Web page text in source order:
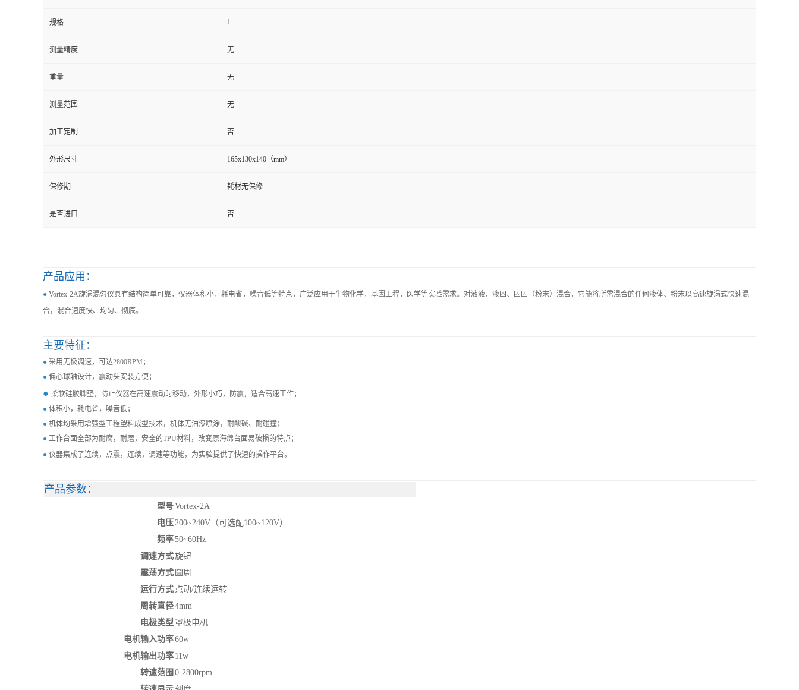
规格 1
测量精度 无
重量 无
测量范围 无
加工定制 否
外形尺寸 165x130x140（mm）
保修期 耗材无保修
是否进口 否
产品应用：
● Vortex-2A旋涡混匀仪具有结构简单可靠，仪器体积小，耗电省，噪音低等特点，广泛应用于生物化学，基因工程，医学等实验需求。对液液、液固、固固（粉末）混合，它能将所需混合的任何液体、粉末以高速旋涡式快速混
合，混合速度快、均匀、彻底。
主要特征：
● 采用无极调速，可达2800RPM；
● 偏心球轴设计，震动头安装方便；
● 柔软硅胶脚垫，防止仪器在高速震动时移动，外形小巧，防震，适合高速工作；
● 体积小，耗电省，噪音低；
● 机体均采用增强型工程塑料成型技术，机体无油漆喷涂，耐酸碱、耐碰撞；
● 工作台面全部为耐腐，耐磨，安全的TPU材料，改变原海绵台面易破损的特点；
● 仪器集成了连续，点震，连续，调速等功能，为实验提供了快速的操作平台。
产品参数：
型号Vortex-2A
电压200~240V（可选配100~120V）
频率50~60Hz
调速方式旋钮
震荡方式 圆周
运行方式 点动/连续运转
周转直径4mm
电极类型罩极电机
电机输入功率60w
电机输出功率 11w
转速范围 0-2800rpm